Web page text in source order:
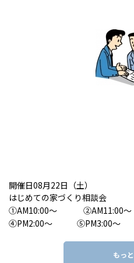
開催日08月22日（土）
はじめての家づくり相談会
①AM10:00～
④PM2:00～ ⑤PM3:00～
もっ